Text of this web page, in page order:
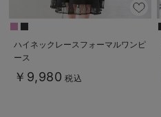
ハイネックレースフォーマルワンピ
ース
￥9,980 税込